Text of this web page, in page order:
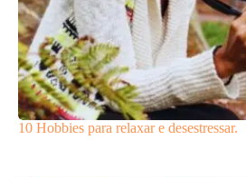
10 Hobbies para relaxar e desestressar.